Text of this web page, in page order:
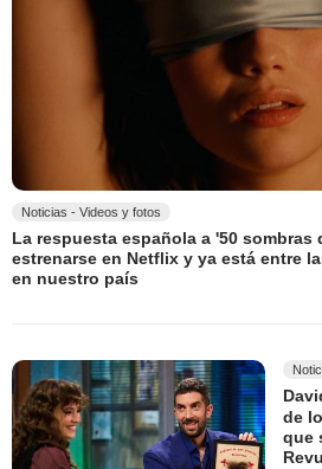
Noticias - Videos y fotos
La respuesta española a '50 sombras
estrenarse en Netflix y ya está entre
en nuestro país
de
que